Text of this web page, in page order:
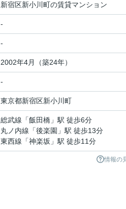
新宿区新小川町の賃貸マンション
-
-
2002年4月（築24年）
-
東京都新宿区新小川町
総武線 「飯田橋 」駅 徒歩6分
丸ノ内線 「後楽園 」駅 徒歩13分
東西線 「神楽坂 」駅 徒歩11分
情報の